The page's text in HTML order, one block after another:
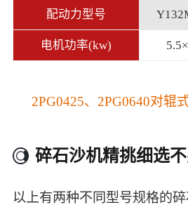
配动力型号
电机功率(kw)
2PG0425、2PG0640对辊
碎石沙机精挑细选不
以上有两种不同型号规格的